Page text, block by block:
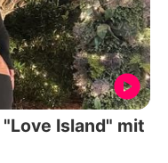
Island" mit